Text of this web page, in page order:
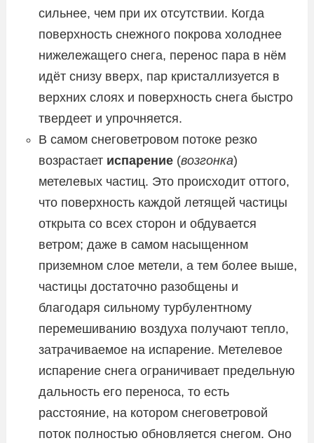
сильнее, чем при их отсутствии. Когда
поверхность снежного покрова холоднее
нижележащего снега, перенос пара в нём
идёт снизу вверх, пар кристаллизуется в
верхних слоях и поверхность снега быстро
твердеет и упрочняется.
В самом снеговетровом потоке резко
возрастает испарение (возгонка)
метелевых частиц. Это происходит оттого,
что поверхность каждой летящей частицы
открыта со всех сторон и обдувается
ветром; даже в самом насыщенном
приземном слое метели, а тем более выше,
частицы достаточно разобщены и
благодаря сильному турбулентному
перемешиванию воздуха получают тепло,
затрачиваемое на испарение. Метелевое
испарение снега ограничивает предельную
дальность его переноса, то есть
расстояние, на котором снеговетровой
поток полностью обновляется снегом. Оно